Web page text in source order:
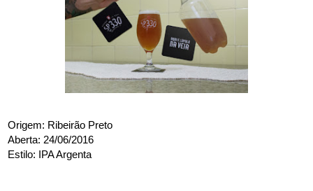
Origem: Ribeirão Preto
Aberta: 24/06/2016
Estilo: IPA Argenta